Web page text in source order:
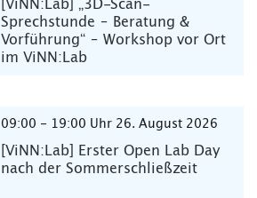
[ViNN:Lab] „3D-Scan-
Sprechstunde – Beratung &
Vorführung“ – Workshop vor Ort
im ViNN:Lab
09:00 - 19:00 Uhr 26. August 2026
[ViNN:Lab] Erster Open Lab Day
nach der Sommerschließzeit